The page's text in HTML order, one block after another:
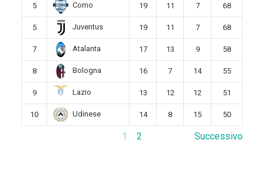
5 Como 19 11 7 68
5 Juventus 19 11 7 68
7 Atalanta 17 13 9 58
8 Bologna 16 7 14 55
9 Lazio 13 12 12 51
10 Udinese 14 8 15 50
1 2 Successivo